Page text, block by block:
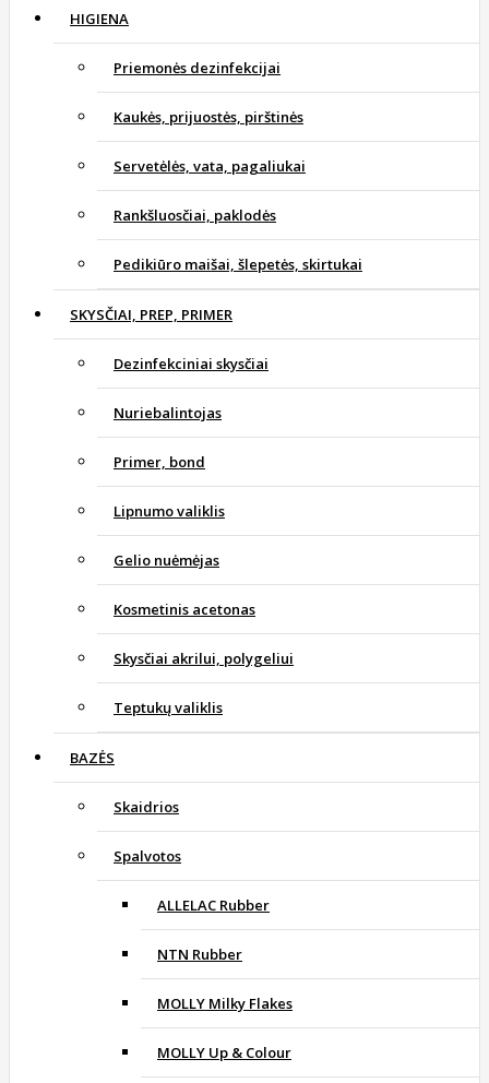
HIGIENA
Priemonės dezinfekcijai
Kaukės, prijuostės, pirštinės
Servetėlės, vata, pagaliukai
Rankšluosčiai, paklodės
Pedikiūro maišai, šlepetės, skirtukai
SKYSČIAI, PREP, PRIMER
Dezinfekciniai skysčiai
Nuriebalintojas
Primer, bond
Lipnumo valiklis
Gelio nuėmėjas
Kosmetinis acetonas
Skysčiai akrilui, polygeliui
Teptukų valiklis
BAZĖS
Skaidrios
Spalvotos
ALLELAC Rubber
NTN Rubber
MOLLY Milky Flakes
MOLLY Up & Colour